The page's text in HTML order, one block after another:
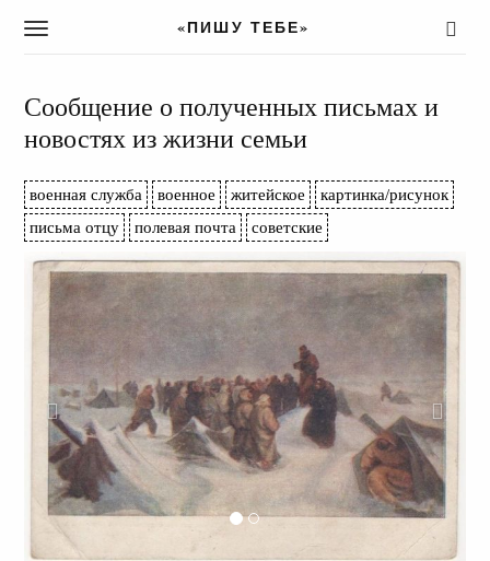
T
g
l
e
a
v
i
g
«ПИШУ ТЕБЕ»
Сообщение о полученных письмах и
новостях из жизни семьи
военная служба военное житейское
картинка/рисунок
письма отцу
полевая почта советские